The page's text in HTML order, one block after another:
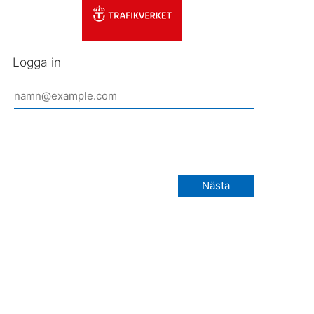
Logga in
Nästa